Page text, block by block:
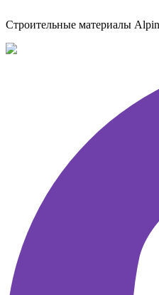
Строительные материалы